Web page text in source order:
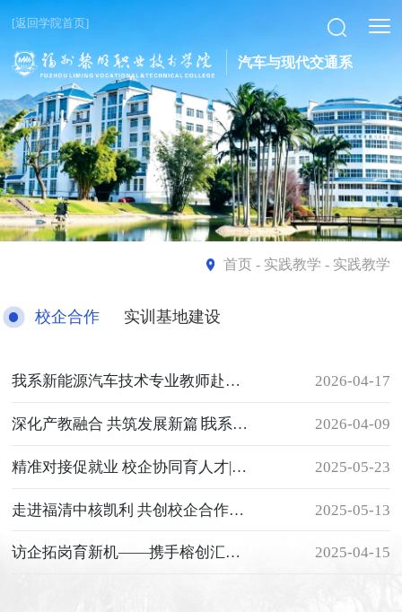
[返回学院首页]
汽车与现代交通系
首页- 实践教学 - 实践教学
校企合作 实训基地建设
我系新能源汽车技术专业教师赴宇翔汽车公司开展访企拓岗工作 2026-04-17
深化产教融合 共筑发展新篇∣我系教师赴福建汉特云开展访企拓岗 2026-04-09
精准对接促就业 校企协同育人才|我系高铁专业2025年毕业生校企合作双选会成功举办 2025-05-23
走进福清中核凯利 共创校企合作新机遇 2025-05-13
访企拓岗育新机——携手榕创汇普新篇 2025-04-15